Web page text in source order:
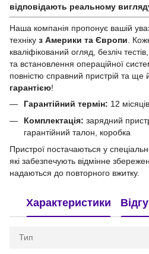
відповідають реальному
Наша компанія пропонує вашій
техніку з Америки та Європи .
кваліфікований огляд, безліч
та встановлення операційної
повністю справний пристрій та ще
гарантією!
Гарантійний термін: 12 місяців
Комплектація: зарядний
гарантійний талон, коробка
Пристрої постачаються у
які забезпечують відмінне
надаються до повторного вжитку.
Характеристики
Тип